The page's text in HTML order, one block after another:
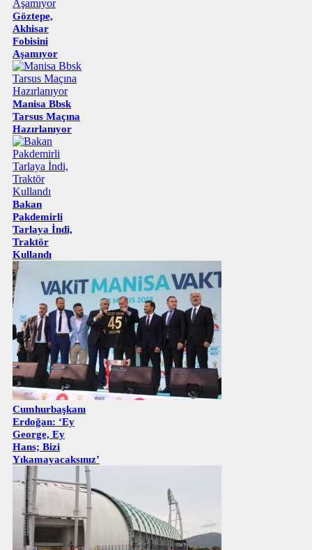
Göztepe,
Akhisar
Fobisini
Aşamıyor
Manisa Bbsk
Tarsus Maçına
Hazırlanıyor
Bakan
Pakdemirli
Tarlaya İndi,
Traktör
Kullandı
Cumhurbaşkanı
Erdoğan: ‘Ey
George, Ey
Hans; Bizi
Yıkamayacaksınız’